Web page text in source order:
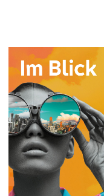
Lautertal
Mücke
Schwalmtal
Ulrichstein
Wartenberg
Schwalm
Fulda
Gießen